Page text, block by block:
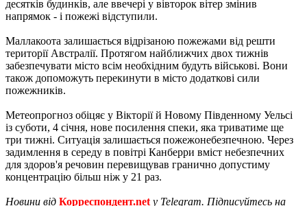
десятків будинків, але ввечері у вівторок вітер змінив
напрямок - і пожежі відступили.
Маллакоота залишається відрізаною пожежами від решти
території Австралії. Протягом найближчих двох тижнів
забезпечувати місто всім необхідним будуть військові. Вони
також допоможуть перекинути в місто додаткові сили
пожежників.
Метеопрогноз обіцяє у Вікторії й Новому Південному Уельсі
із суботи, 4 січня, нове посилення спеки, яка триватиме ще
три тижні. Ситуація залишається пожежонебезпечною. Через
задимлення в середу в повітрі Канберри вміст небезпечних
для здоров'я речовин перевищував гранично допустиму
концентрацію більш ніж у 21 раз.
Новини від Корреспондент.net у Telegram. Підписуйтесь на